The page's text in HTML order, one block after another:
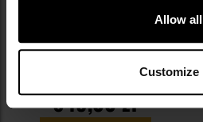
Allow all
Customize
Adapter modułowy uniwersalny
Wysyłka: Natychmiast
649,00 zł